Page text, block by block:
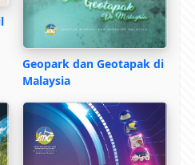
Geopark dan Geotapak di
Malaysia